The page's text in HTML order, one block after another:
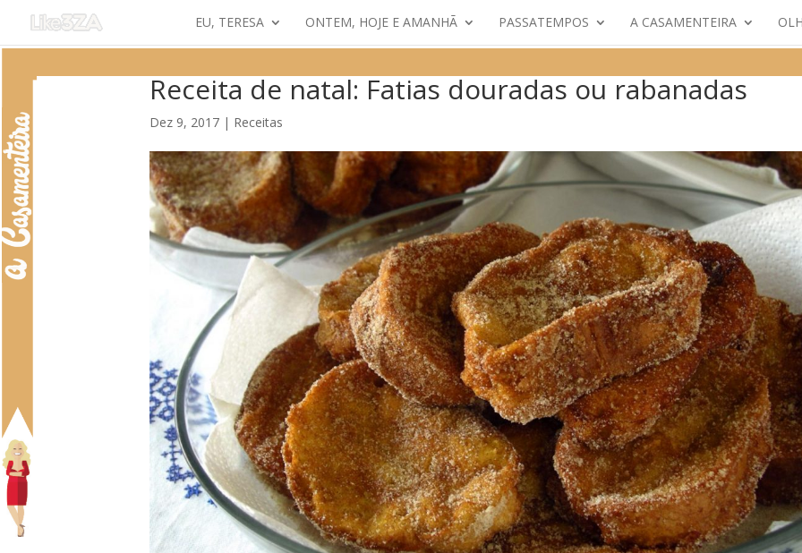
EU, TERESA ONTEM, HOJE E AMANHÃ PASSATEMPOS A CASAMENTEIRA
Receita de natal: Fatias douradas ou rabanadas
Dez 9, 2017 | Receitas